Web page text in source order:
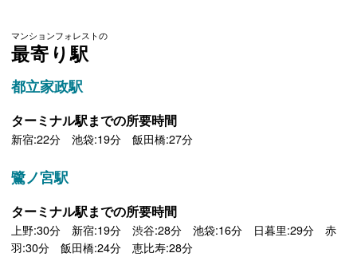
マンションフォレストの
最寄り駅
都立家政駅
ターミナル駅までの所要時間
新宿:22分 池袋:19分 飯田橋:27分
鷺ノ宮駅
ターミナル駅までの所要時間
上野:30分 新宿:19分 渋谷:28分 池袋:16分 日暮里:29分 赤
羽:30分 飯田橋:24分 恵比寿:28分